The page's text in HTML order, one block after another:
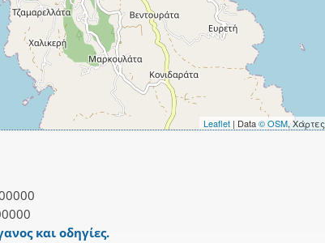
Leaflet| Data© OSM, Χάρτες
και οδηγίες.